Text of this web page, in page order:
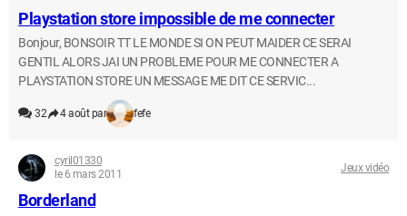
Playstation store impossible de me connecter
Bonjour, BONSOIR TT LE MONDE SI ON PEUT MAIDER CE SERAI
GENTIL ALORS JAI UN PROBLEME POUR ME CONNECTER A
PLAYSTATION STORE UN MESSAGE ME DIT CE SERVIC...
32 4 août par fefe
cyril01330
le 6 mars 2011
Jeux vidéo
Borderland